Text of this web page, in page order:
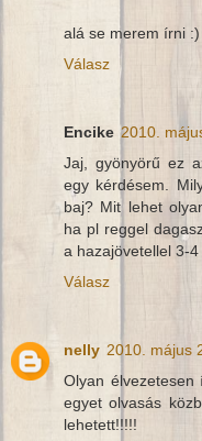
alá se merem írni :)
Válasz
Encike 2010.
Jaj, gyönyörű ez
egy kérdésem.
baj? Mit lehet
ha pl reggel
a hazajövetellel 3-
Válasz
nelly 2010. május
Olyan
egyet olvasás
lehetett!!!!!